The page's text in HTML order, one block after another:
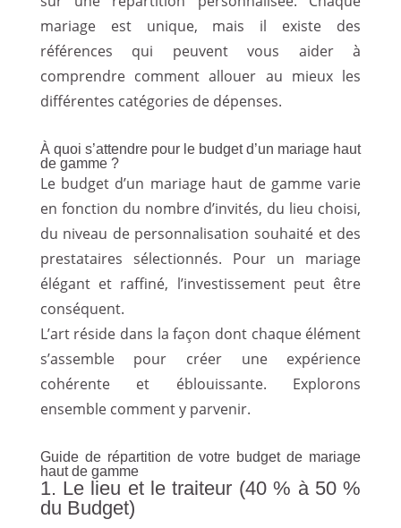
mariage est unique, mais il existe des
références qui peuvent vous aider à
comprendre comment allouer au mieux les
différentes catégories de dépenses.
À quoi s’attendre pour le budget d’un mariage haut
de gamme ?
Le budget d’un mariage haut de gamme varie
en fonction du nombre d’invités, du lieu choisi,
du niveau de personnalisation souhaité et des
prestataires sélectionnés. Pour un mariage
élégant et raffiné, l’investissement peut être
conséquent.
L’art réside dans la façon dont chaque élément
s’assemble pour créer une expérience
cohérente et éblouissante. Explorons
ensemble comment y parvenir.
Guide de répartition de votre budget de mariage
haut de gamme
1. Le lieu et le traiteur (40 % à 50 %
du Budget)